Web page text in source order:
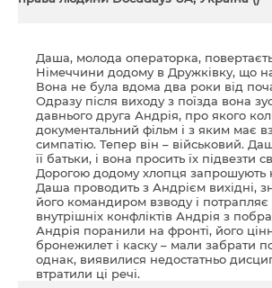
Даша, молода операторка,
Німеччини додому в Дружківку, що
Вона не була вдома два роки від
Одразу після виходу з поїзда вона
давнього друга Андрія, про якого
документальний фільм і з яким має
симпатію. Тепер він – військовий.
її батьки, і вона просить їх підвезти
Дорогою додому хлопця запрошують
Даша проводить з Андрієм вихідні,
його командиром взводу і потрапляє
внутрішніх конфліктів Андрія з
Андрія поранили на фронті, його
бронежилет і каску – мали забрати
однак, виявилися недостатньо
втратили ці речі.